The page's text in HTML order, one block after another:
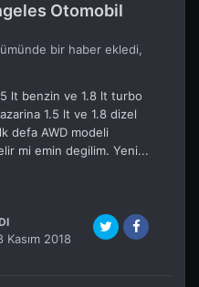
Otomobil
bir haber ekledi,
lt benzin ve 1.8 lt turbo
1.5 lt ve 1.8 dizel
defa AWD modeli
mi emin degilim. Yeni...
Kasım 2018